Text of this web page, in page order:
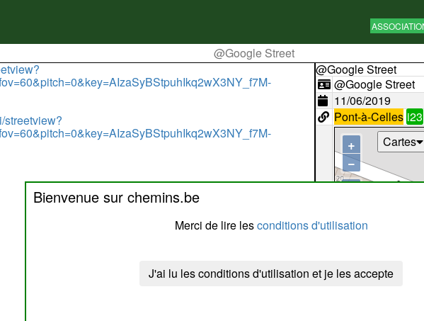
@Google Street
Bienvenue sur chemins.be
Merci de lire lesconditions d'utilisation
J'ai lu les conditions d'utilisation et je les accepte
streetview?
@Google Street
@Google Street
11/06/2019
Pont-à-Celles i23
+
−
Cartes